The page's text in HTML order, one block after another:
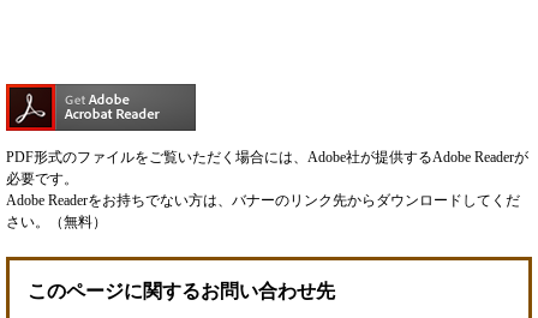
PDF形式のファイルをご覧いただく場合には、Adobe社が提供するAdobe Readerが
必要です。
Adobe Readerをお持ちでない方は、バナーのリンク先からダウンロードしてくだ
さい。（無料）
このページに関するお問い合わせ先